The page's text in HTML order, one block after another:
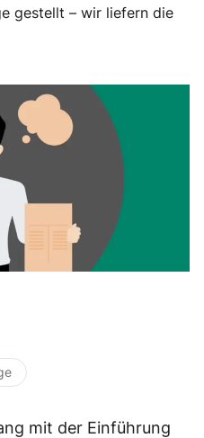
gestellt – wir liefern die
mit der Einführung